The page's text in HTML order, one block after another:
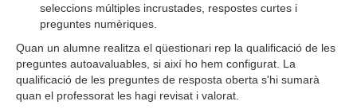
seleccions múltiples incrustades, respostes curtes i
preguntes numèriques.
Quan un alumne realitza el qüestionari rep la qualificació de les
preguntes autoavaluables, si així ho hem configurat. La
qualificació de les preguntes de resposta oberta s'hi sumarà
quan el professorat les hagi revisat i valorat.